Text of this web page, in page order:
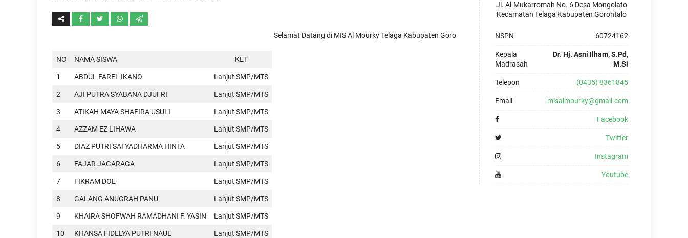
Selamat Datang di MIS Al Mourky Telaga Kabupaten Gorontalo, Madrasah Unggul dalam Prestasi, Religius dan Berkarakter
NO NAMA SISWA KET
1 ABDUL FAREL IKANO Lanjut SMP/MTS
2 AJI PUTRA SYABANA DJUFRI Lanjut SMP/MTS
3 ATIKAH MAYA SHAFIRA USULI Lanjut SMP/MTS
4 AZZAM EZ LIHAWA Lanjut SMP/MTS
5 DIAZ PUTRI SATYADHARMA HINTA Lanjut SMP/MTS
6 FAJAR JAGARAGA Lanjut SMP/MTS
7 FIKRAM DOE Lanjut SMP/MTS
8 GALANG ANUGRAH PANU Lanjut SMP/MTS
9 KHAIRA SHOFWAH RAMADHANI F. YASIN Lanjut SMP/MTS
10 KHANSA FIDELYA PUTRI NAUE Lanjut SMP/MTS
Jl. Al-Mukarromah No. 6 Desa Mongolato
Kecamatan Telaga Kabupaten Gorontalo
NSPN 60724162
Kepala
Madrasah
Dr. Hj. Asni Ilham, S.Pd,
M.Si
Telepon (0435) 8361845
Email misalmourky@gmail.com
Facebook
Twitter
Instagram
Youtube